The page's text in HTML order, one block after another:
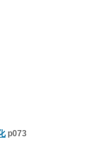
p073